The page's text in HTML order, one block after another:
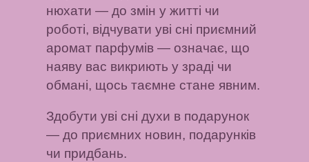
нюхати — до змін у житті чи
роботі, відчувати уві сні приємний
аромат парфумів — означає, що
наяву вас викриють у зраді чи
обмані, щось таємне стане явним.
Здобути уві сні духи в подарунок
— до приємних новин, подарунків
чи придбань.